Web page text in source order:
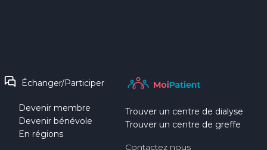
Échanger/Participer
Devenir membre
Devenir bénévole
En régions
Trouver un centre de dialyse
Trouver un centre de greffe
Contactez nous